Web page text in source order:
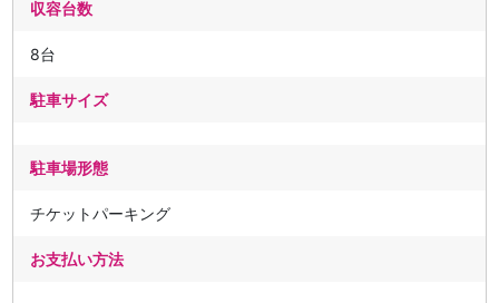
収容台数
8台
駐車サイズ
駐車場形態
チケットパーキング
お支払い方法